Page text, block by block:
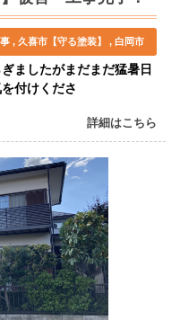
久喜市【守る塗装】 白岡市
ましたがまだまだ猛暑日
付けくださ
詳細はこちら